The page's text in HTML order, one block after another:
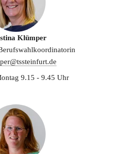
Klümper
9.15 - 9.45 Uhr